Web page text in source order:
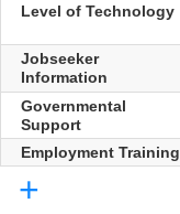
Level of Technology
Jobseeker
Information
Governmental
Support
Employment Training
+